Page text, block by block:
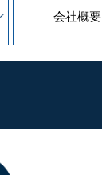
会社概要